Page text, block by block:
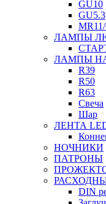
GU10
GU5.3
ЛАМПЫ
ЛАМПЫ
R39
R50
R63
Свеча
Шар
ЛЕНТА
НОЧНИКИ
ПАТРОНЫ
DIN